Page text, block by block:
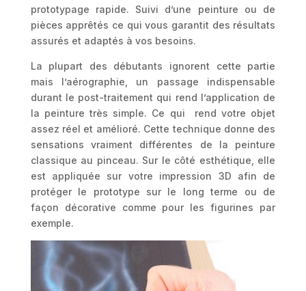
prototypage rapide. Suivi d’une peinture ou de
pièces apprêtés ce qui vous garantit des résultats
assurés et adaptés à vos besoins.
La plupart des débutants ignorent cette partie
mais l’aérographie, un passage indispensable
durant le post-traitement qui rend l’application de
la peinture très simple. Ce qui rend votre objet
assez réel et amélioré. Cette technique donne des
sensations vraiment différentes de la peinture
classique au pinceau. Sur le côté esthétique, elle
est appliquée sur votre impression 3D afin de
protéger le prototype sur le long terme ou de
façon décorative comme pour les figurines par
exemple.